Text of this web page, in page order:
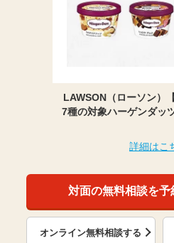
LAWSON（ローソン）
7種の対象ハーゲンダッ
詳細はこ
対面の無料相談を予
オンライン無料相談する